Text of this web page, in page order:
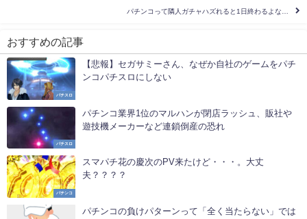
パチンコって隣人ガチャハズれると1日終わるよな…
おすすめの記事
パチスロ
【悲報】セガサミーさん、なぜか自社のゲームをパチ
ンコパチスロにしない
パチスロ
パチンコ業界1位のマルハンが閉店ラッシュ、販社や
遊技機メーカーなど連鎖倒産の恐れ
パチンコ
スマパチ花の慶次のPV来たけど・・・。大丈
夫？？？？
パチンコの負けパターンって「全く当たらない」では